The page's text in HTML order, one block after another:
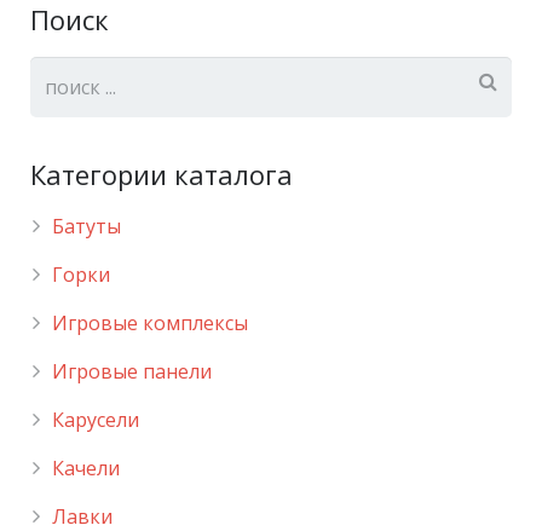
Поиск
Категории каталога
Батуты
Горки
Игровые комплексы
Игровые панели
Карусели
Качели
Лавки